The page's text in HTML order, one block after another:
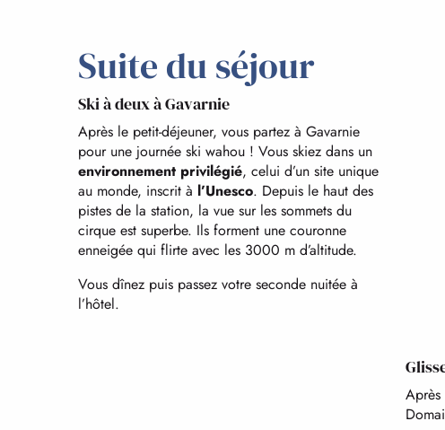
Suite du séjour
Ski à deux à Gavarnie
Après le petit-déjeuner, vous partez à Gavarnie
pour une journée ski wahou ! Vous skiez dans un
environnement privilégié, celui d’un site unique
au monde, inscrit à l’Unesco. Depuis le haut des
pistes de la station, la vue sur les sommets du
cirque est superbe. Ils forment une couronne
enneigée qui flirte avec les 3000 m d’altitude.
Vous dînez puis passez votre seconde nuitée à
l’hôtel.